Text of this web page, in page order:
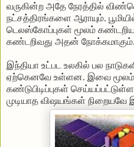
வருகின்ற அதே நேரத்தில்
நட்சத்திரங்களை ஆராயும்.
டெலஸ்கோப்புகள் மூலம் கண்டறிய
கண்டறிவது அதன் நோக்கமாகும்.
இந்தியா உட்பட உலகில் பல
ஏற்கெனவே உள்ளன. இவை மூலம்
கண்டுபிடிப்புகள்
முடியாத விஷயங்கள் நிறையவே